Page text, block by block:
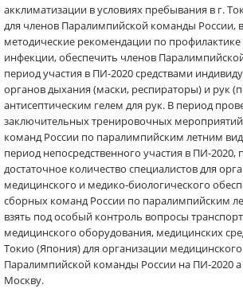
акклиматизации в условиях пребывания в г.
для членов Паралимпийской команды России,
методические рекомендации по
инфекции, обеспечить членов
период участия в ПИ-2020 средствами
органов дыхания (маски, респираторы) и рук
антисептическим гелем для рук. В период
заключительных тренировочных
команд России по паралимпийским летним
период непосредственного участия в ПИ-2020,
достаточное количество специалистов для
медицинского и медико-биологического
сборных команд России по паралимпийским
взять под особый контроль вопросы
медицинского оборудования, медицинских
Токио (Япония) для организации
Паралимпийской команды России на ПИ-2020 а
Москву.